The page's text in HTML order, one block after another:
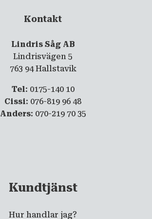
Kontakt
Lindris Såg AB
Lindrisvägen 5
763 94 Hallstavik
Tel: 0175-140 10
Cissi: 076-819 96 48
Anders: 070-219 70 35
Kundtjänst
Hur handlar jag?